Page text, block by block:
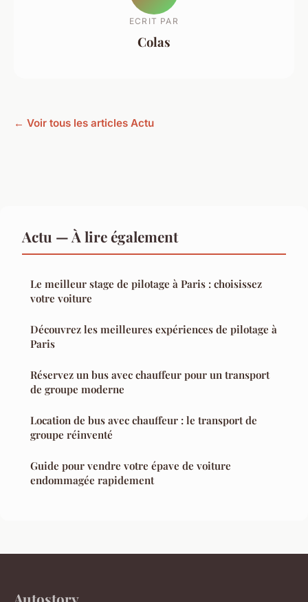
ECRIT PAR
Colas
← Voir tous les articles Actu
Actu — À lire également
Le meilleur stage de pilotage à Paris : choisissez
votre voiture
Découvrez les meilleures expériences de pilotage à
Paris
Réservez un bus avec chauffeur pour un transport
de groupe moderne
Location de bus avec chauffeur : le transport de
groupe réinventé
Guide pour vendre votre épave de voiture
endommagée rapidement